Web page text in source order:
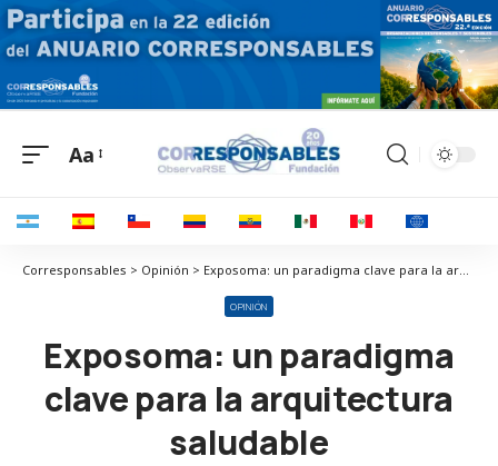
Aa
Corresponsables > Opinión > Exposoma: un paradigma clave para la arquitectura saludable
OPINIÓN
Exposoma: un paradigma
clave para la arquitectura
saludable